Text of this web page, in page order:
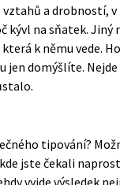
a drobností,
kývl na sňatek. Jiný
k němu vede.
domýšlíte.
tipování?
jste čekali
vyjde výsledek